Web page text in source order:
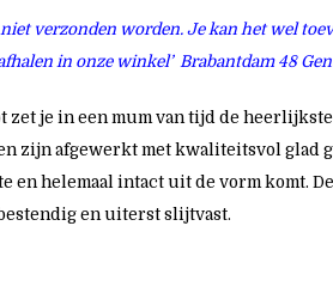
verzonden worden. Je kan het wel
in onze winkel’ Brabantdam 48
zet je in een mum van tijd de
zijn afgewerkt met kwaliteitsvol glad
en helemaal intact uit de vorm komt.
en uiterst slijtvast.